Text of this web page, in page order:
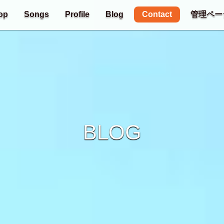
Songs Profile Blog Contact 管理ペー
BLOG